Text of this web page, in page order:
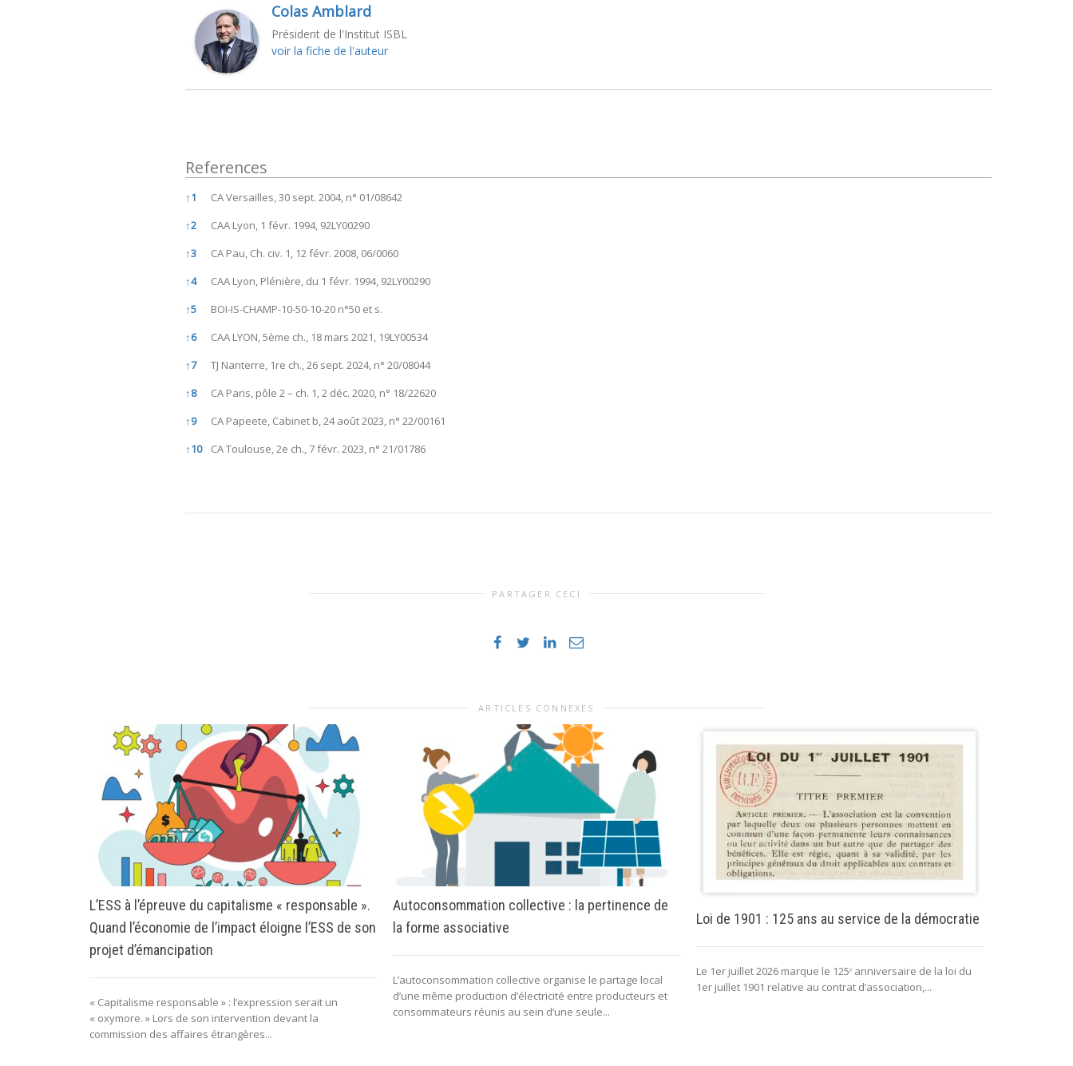
Colas Amblard
Président de l'Institut ISBL
voir la fiche de l'auteur
References
References
↑1
CA Versailles, 30 sept. 2004, n° 01/08642
↑2
CAA Lyon, 1 févr. 1994, 92LY00290
↑3
CA Pau, Ch. civ. 1, 12 févr. 2008, 06/0060
↑4
CAA Lyon, Plénière, du 1 févr. 1994, 92LY00290
↑5
BOI-IS-CHAMP-10-50-10-20 n°50 et s.
↑6
CAA LYON, 5ème ch., 18 mars 2021, 19LY00534
↑7
TJ Nanterre, 1re ch., 26 sept. 2024, n° 20/08044
↑8
CA Paris, pôle 2 – ch. 1, 2 déc. 2020, n° 18/22620
↑9
CA Papeete, Cabinet b, 24 août 2023, n° 22/00161
↑10 CA Toulouse, 2e ch., 7 févr. 2023, n° 21/01786
PARTAGER CECI
ARTICLES CONNEXES
L’ESS à l’épreuve du capitalisme « responsable ».
Quand l’économie de l’impact éloigne l’ESS de son
projet d’émancipation
« Capitalisme responsable » : l’expression serait un
« oxymore. » Lors de son intervention devant la
commission des affaires étrangères...
Autoconsommation collective : la pertinence de
la forme associative
L’autoconsommation collective organise le partage local
d’une même production d’électricité entre producteurs et
consommateurs réunis au sein d’une seule...
Loi de 1901 : 125 ans au service de la démocratie
Le 1er juillet 2026 marque le 125ᵉ anniversaire de la loi du
1er juillet 1901 relative au contrat d’association,...